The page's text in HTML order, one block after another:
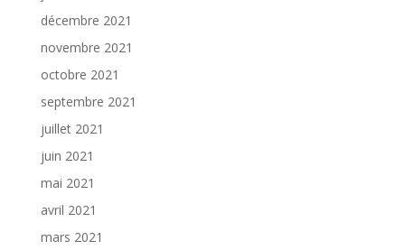
décembre 2021
novembre 2021
octobre 2021
septembre 2021
juillet 2021
juin 2021
mai 2021
avril 2021
mars 2021